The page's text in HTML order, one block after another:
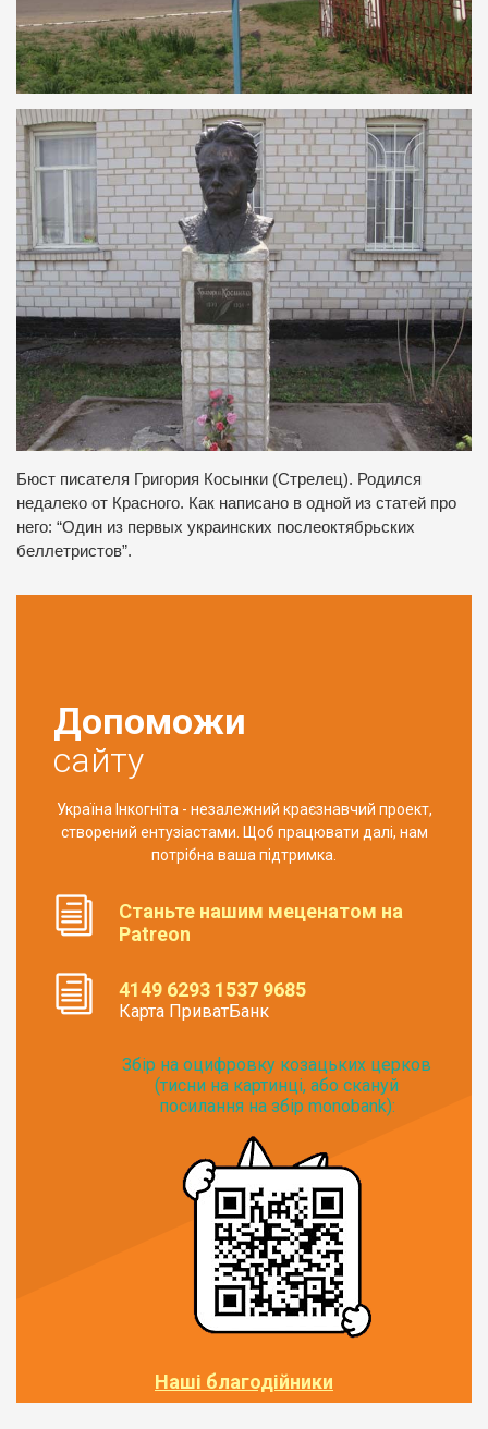
Бюст писателя Григория Косынки (Стрелец). Родился
недалеко от Красного. Как написано в одной из статей про
него: “Один из первых украинских послеоктябрьских
беллетристов”.
Допоможи
сайту
Україна Інкогніта - незалежний краєзнавчий проект,
створений ентузіастами. Щоб працювати далі, нам
потрібна ваша підтримка.
Станьте нашим меценатом на
Patreon
4149 6293 1537 9685
Карта ПриватБанк
Збір на оцифровку козацьких церков
(тисни на картинці, або скануй
посилання на збір monobank):
Наші благодійники